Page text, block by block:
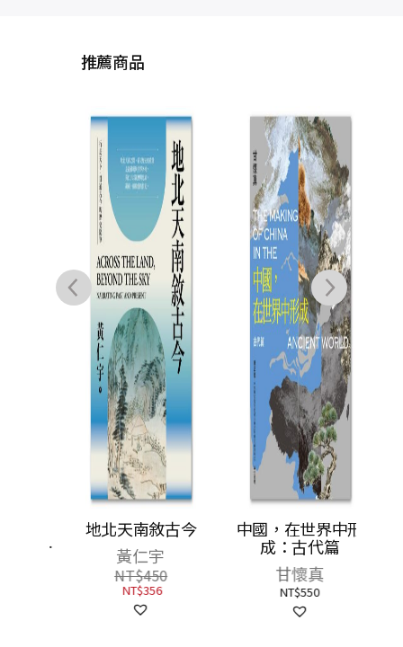
推薦商品
地北天南敘古今
黃仁宇
NT$450
NT$356
中國，在世界中形
成：古代篇
甘懷真
NT$550